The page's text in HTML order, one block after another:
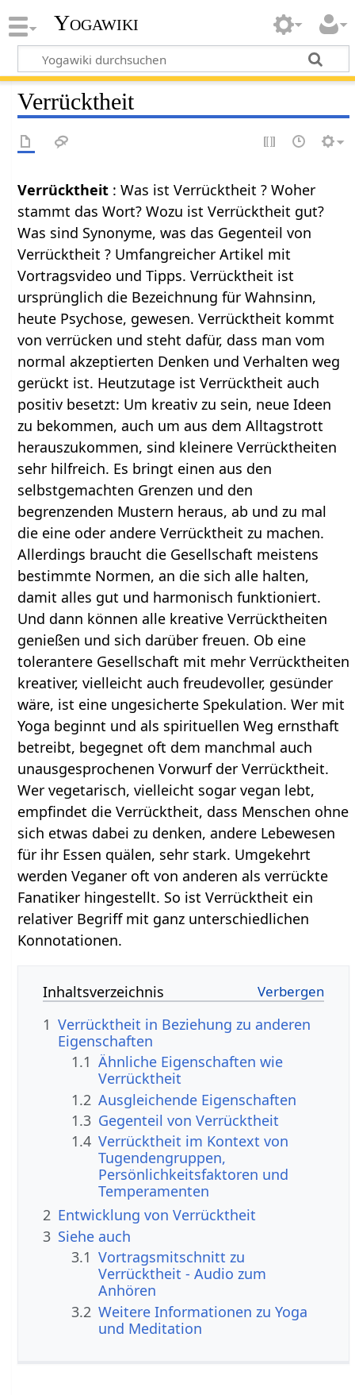
Yogawiki
Verrücktheit
Verrücktheit : Was ist Verrücktheit ? Woher
stammt das Wort? Wozu ist Verrücktheit gut?
Was sind Synonyme, was das Gegenteil von
Verrücktheit ? Umfangreicher Artikel mit
Vortragsvideo und Tipps. Verrücktheit ist
ursprünglich die Bezeichnung für Wahnsinn,
heute Psychose, gewesen. Verrücktheit kommt
von verrücken und steht dafür, dass man vom
normal akzeptierten Denken und Verhalten weg
gerückt ist. Heutzutage ist Verrücktheit auch
positiv besetzt: Um kreativ zu sein, neue Ideen
zu bekommen, auch um aus dem Alltagstrott
herauszukommen, sind kleinere Verrücktheiten
sehr hilfreich. Es bringt einen aus den
selbstgemachten Grenzen und den
begrenzenden Mustern heraus, ab und zu mal
die eine oder andere Verrücktheit zu machen.
Allerdings braucht die Gesellschaft meistens
bestimmte Normen, an die sich alle halten,
damit alles gut und harmonisch funktioniert.
Und dann können alle kreative Verrücktheiten
genießen und sich darüber freuen. Ob eine
tolerantere Gesellschaft mit mehr Verrücktheiten
kreativer, vielleicht auch freudevoller, gesünder
wäre, ist eine ungesicherte Spekulation. Wer mit
Yoga beginnt und als spirituellen Weg ernsthaft
betreibt, begegnet oft dem manchmal auch
unausgesprochenen Vorwurf der Verrücktheit.
Wer vegetarisch, vielleicht sogar vegan lebt,
empfindet die Verrücktheit, dass Menschen ohne
sich etwas dabei zu denken, andere Lebewesen
für ihr Essen quälen, sehr stark. Umgekehrt
werden Veganer oft von anderen als verrückte
Fanatiker hingestellt. So ist Verrücktheit ein
relativer Begriff mit ganz unterschiedlichen
Konnotationen.
Inhaltsverzeichnis
1 Verrücktheit in Beziehung zu anderen
Eigenschaften
1.1 Ähnliche Eigenschaften wie
Verrücktheit
1.2 Ausgleichende Eigenschaften
1.3 Gegenteil von Verrücktheit
1.4 Verrücktheit im Kontext von
Tugendengruppen,
Persönlichkeitsfaktoren und
Temperamenten
2 Entwicklung von Verrücktheit
3 Siehe auch
3.1 Vortragsmitschnitt zu
Verrücktheit - Audio zum
Anhören
3.2 Weitere Informationen zu Yoga
und Meditation